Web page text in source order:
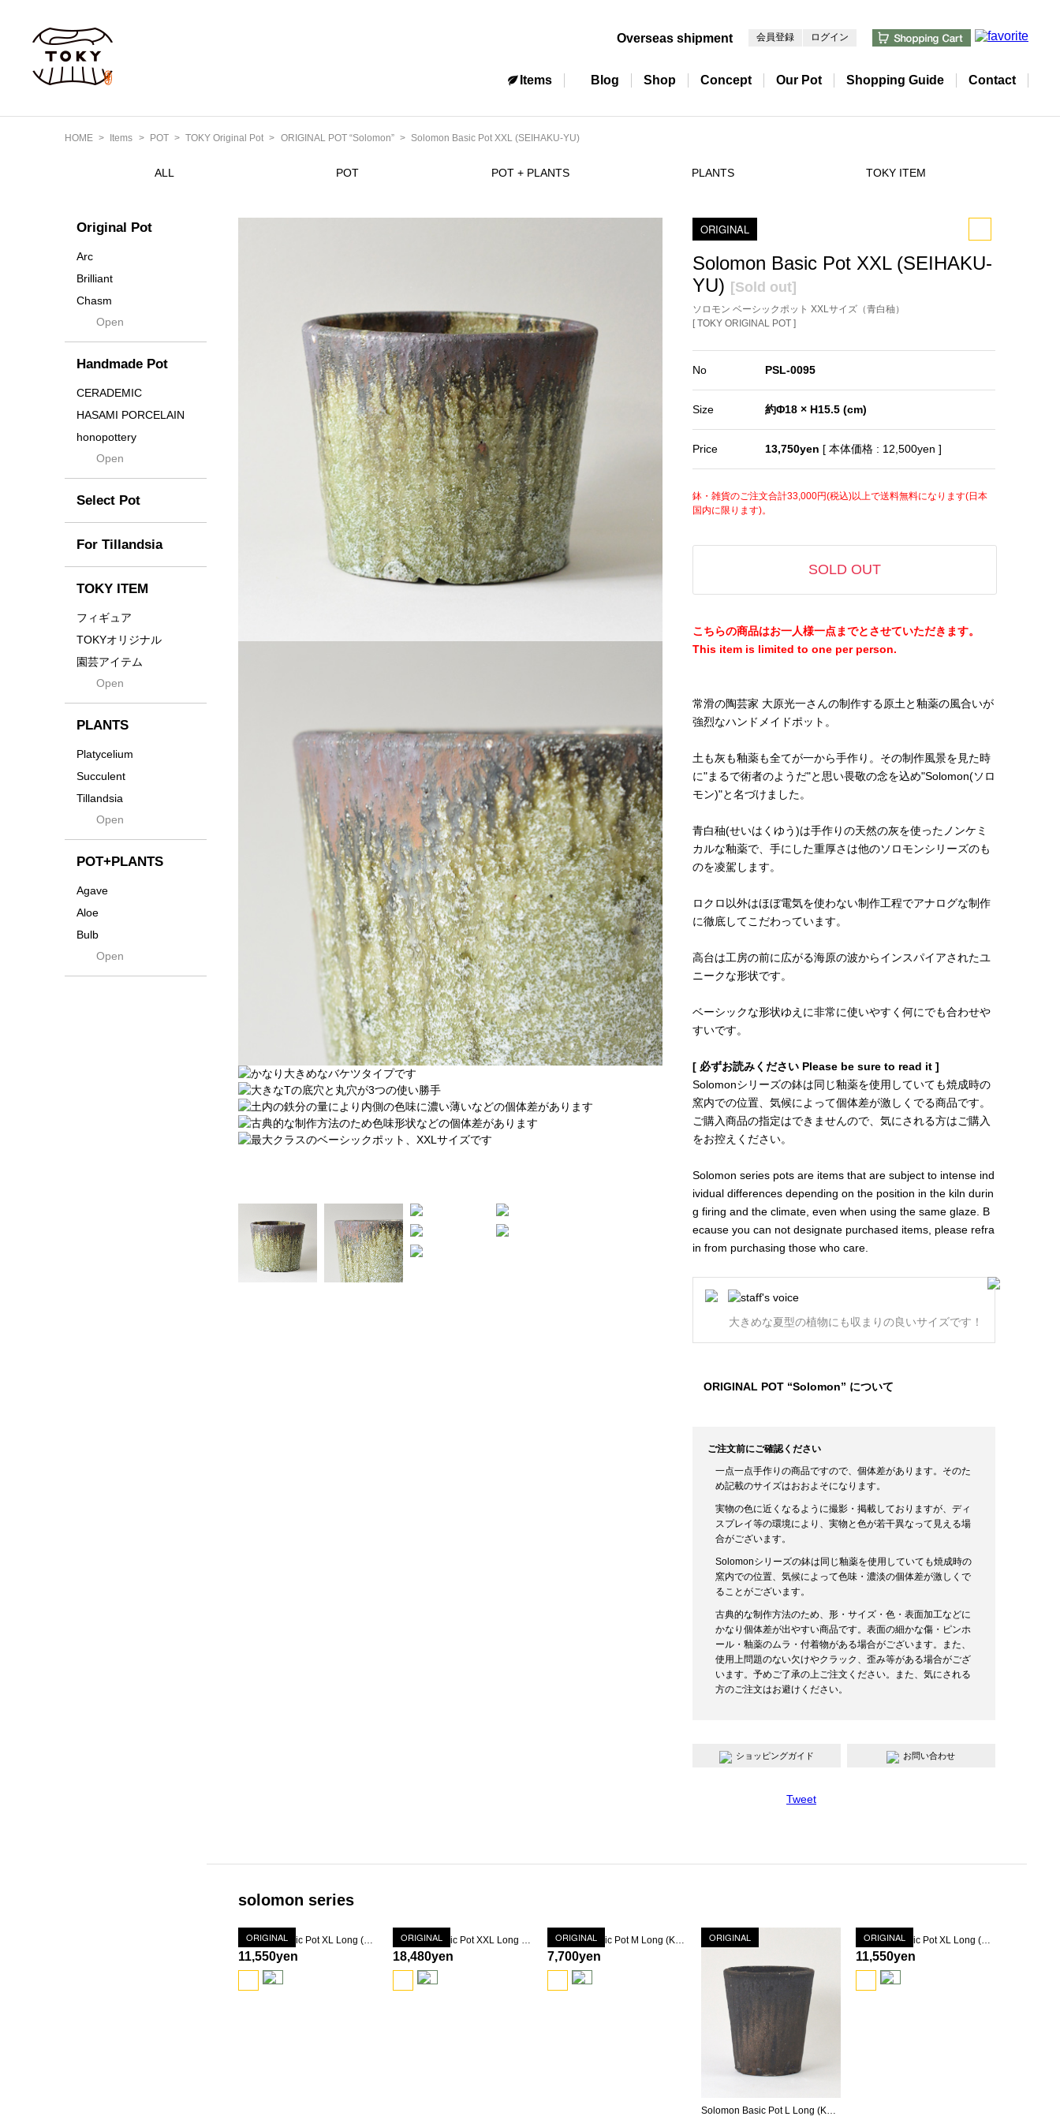
Overseas shipment 会員登録 ログイン
Items Blog Shop Concept Our Pot Shopping Guide Contact
HOME Items POT TOKY Original Pot ORIGINAL POT “Solomon” Solomon Basic Pot XXL (SEIHAKU-YU)
ALL POT POT + PLANTS PLANTS TOKY ITEM
Original Pot
Arc
Brilliant
Chasm
Contra
Cream
Crown
Distortion
Drop
DUNE
Flames
For
Former
Fused
Earth
emeth
Enhance
Grid
Innocence
Kodama
Native
Progress
Quartz
RAKU
Open
Handmade Pot
CERADEMIC
HASAMI PORCELAIN
honopottery
nocturne
tamanhayat
TETSUYA OZAWA
Scratch
Takehiro Ito
Yuya Iha
Open
Select Pot
For Tillandsia
TOKY ITEM
フィギュア
TOKYオリジナル
園芸アイテム
土・化粧石・活力剤
インテリア・デザイン雑
その他
Open
PLANTS
Platycelium
Succulent
Tillandsia
SeedsOpen
POT+PLANTS
Agave
Aloe
Bulb
Cactus
Caudex
Open
ORIGINAL
Solomon Basic Pot XXL (SEIHAKU-
YU) [Sold out]
ソロモン ベーシックポット XXLサイズ（青白秞）
[ TOKY ORIGINAL POT ]
No PSL-0095
Size 約Φ18 × H15.5 (cm)
Price 13,750yen [ 本体価格 : 12,500yen ]
鉢・雑貨のご注文合計33,000円(税込)以上で送料無料になります(日本
国内に限ります)。
SOLD OUT
こちらの商品はお一人様一点までとさせていただきます。
This item is limited to one per person.
常滑の陶芸家 大原光一さんの制作する原土と釉薬の風合いが
強烈なハンドメイドポット。
土も灰も釉薬も全てが一から手作り。その制作風景を見た時
に"まるで術者のようだ"と思い畏敬の念を込め"Solomon(ソロ
モン)"と名づけました。
青白秞(せいはくゆう)は手作りの天然の灰を使ったノンケミ
カルな釉薬で、手にした重厚さは他のソロモンシリーズのも
のを凌駕します。
ロクロ以外はほぼ電気を使わない制作工程でアナログな制作
に徹底してこだわっています。
高台は工房の前に広がる海原の波からインスパイアされたユ
ニークな形状です。
ベーシックな形状ゆえに非常に使いやすく何にでも合わせや
すいです。
[ 必ずお読みください Please be sure to read it ]
Solomonシリーズの鉢は同じ釉薬を使用していても焼成時の
窯内での位置、気候によって個体差が激しくでる商品です。
ご購入商品の指定はできませんので、気にされる方はご購入
をお控えください。
Solomon series pots are items that are subject to intense ind
ividual differences depending on the position in the kiln durin
g firing and the climate, even when using the same glaze. B
ecause you can not designate purchased items, please refra
in from purchasing those who care.
大きめな夏型の植物にも収まりの良いサイズです！
ORIGINAL POT “Solomon” について
ご注文前にご確認ください
一点一点手作りの商品ですので、個体差があります。そのた
め記載のサイズはおおよそになります。
実物の色に近くなるように撮影・掲載しておりますが、ディ
スプレイ等の環境により、実物と色が若干異なって見える場
合がございます。
Solomonシリーズの鉢は同じ釉薬を使用していても焼成時の
窯内での位置、気候によって色味・濃淡の個体差が激しくで
ることがございます。
古典的な制作方法のため、形・サイズ・色・表面加工などに
かなり個体差が出やすい商品です。表面の細かな傷・ピンホ
ール・釉薬のムラ・付着物がある場合がございます。また、
使用上問題のない欠けやクラック、歪み等がある場合がござ
います。予めご了承の上ご注文ください。また、気にされる
方のご注文はお避けください。
ショッピングガイド お問い合わせ
Tweet
solomon series
ORIGINAL Solomon Basic Pot XL Long (TETSUSABI-YU)
11,550yen
ORIGINAL Solomon Basic Pot XXL Long (TETSUSABI-YU)
18,480yen
ORIGINAL Solomon Basic Pot M Long (KOKU-YU)
7,700yen
ORIGINAL
Solomon Basic Pot L Long (KOKU-YU)
ORIGINAL Solomon Basic Pot XL Long (KOKU-YU)
11,550yen